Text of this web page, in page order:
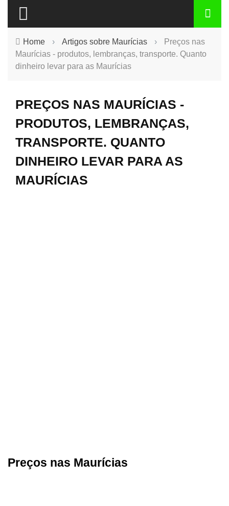
Home › Artigos sobre Maurícias ›
Preços nas
Maurícias - produtos, lembranças, transporte. Quanto
dinheiro levar para as Maurícias
PREÇOS NAS MAURÍCIAS -
PRODUTOS, LEMBRANÇAS,
TRANSPORTE. QUANTO
DINHEIRO LEVAR PARA AS
MAURÍCIAS
Preços nas Maurícias